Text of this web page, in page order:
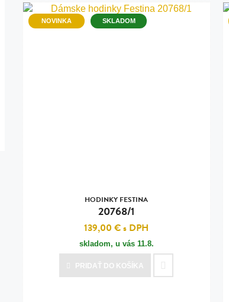
Onyx-ušťachtilá oceľ
NOVINKA SKLADOM
HODINKY FESTINA
20768/1
139,00 €s DPH
skladom, u vás 11.8.
PRIDAŤ DO KOŠÍKA